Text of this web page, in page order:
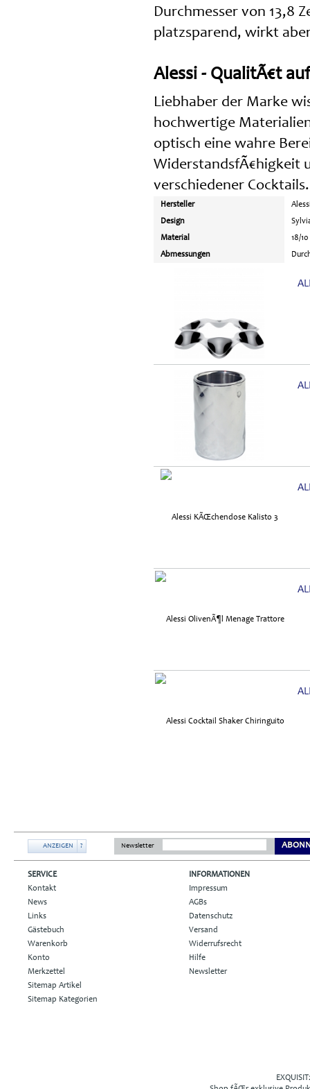
Durchmesser von 13,8
platzsparend, wirkt
Alessi - QualitÃ€t
Liebhaber der Marke
hochwertige
optisch eine wahre
WiderstandsfÃ€higkeit
verschiedener Cocktails.
Hersteller
Design
Material
18/
Abmessungen
ANZEIGEN ? Newsletter
SERVICE
Kontakt
News
Links
Gästebuch
Warenkorb
Konto
Merkzettel
Sitemap Artikel
Sitemap Kategorien
INFORMATIONEN
Impressum
AGBs
Datenschutz
Versand
Widerrufsrecht
Hilfe
Newsletter